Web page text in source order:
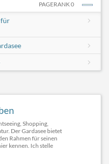
PAGERANK 0
für
Shopping,
Der Gardasee bietet
Rahmen für seinen
kennen. Ich stelle